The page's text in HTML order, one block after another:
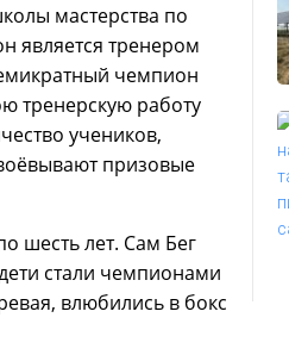
мастерства по
является тренером
чемпион
тренерскую работу
учеников,
призовые
шесть лет. Сам Бег
стали чемпионами
влюбились в бокс